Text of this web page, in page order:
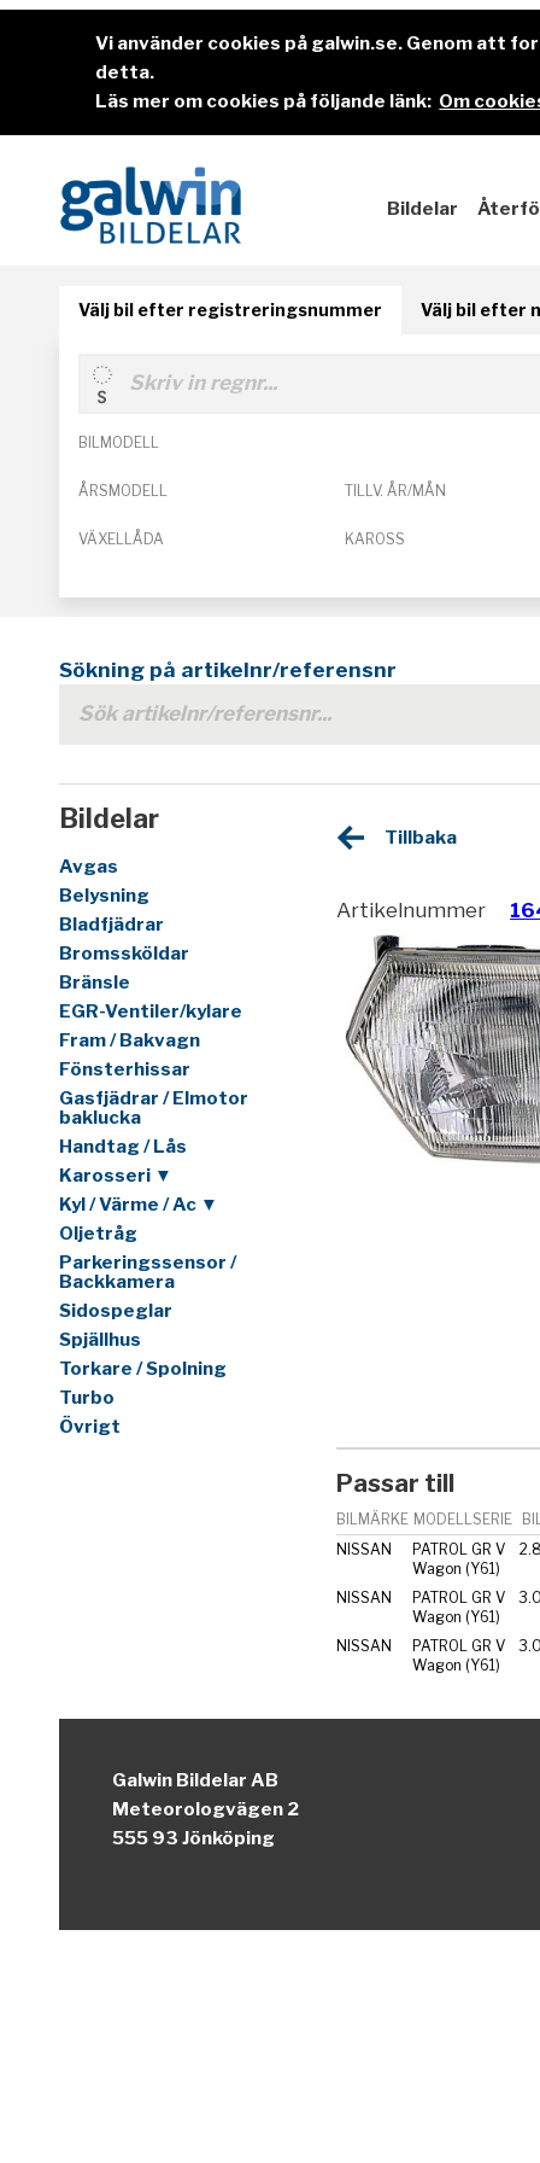
Vi använder cookies på galwin.se. Genom att
detta.
Läs mer om cookies på följande länk: Om
Bildelar
Välj bil efter registreringsnummer Välj bil efter
BILMODELL
ÅRSMODELL TILLV. ÅR/MÅN
VÄXELLÅDA KAROSS
Sökning på artikelnr/referensnr
Bildelar
Avgas
Belysning
Bladfjädrar
Bromssköldar
Bränsle
EGR-Ventiler/kylare
Fram / Bakvagn
Fönsterhissar
Gasfjädrar / Elmotor
baklucka
Handtag / Lås
Karosseri ▼
Kyl / Värme / Ac ▼
Oljetråg
Parkeringssensor /
Backkamera
Sidospeglar
Spjällhus
Torkare / Spolning
Turbo
Övrigt
Tillbaka
Artikelnummer
Passar till
BILMÄRKE MODELLSERIE
NISSAN
PATROL GR V
Wagon (Y61)
NISSAN
PATROL GR V
Wagon (Y61)
NISSAN
PATROL GR V
Wagon (Y61)
Galwin Bildelar AB
Meteorologvägen 2
555 93 Jönköping